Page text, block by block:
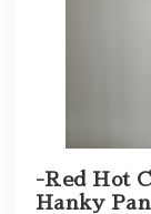
-Red Hot
Hanky